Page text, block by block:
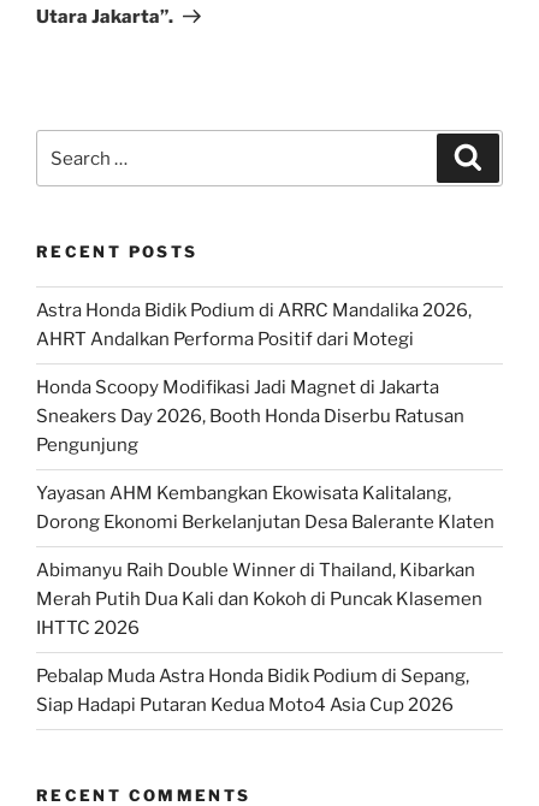
Utara Jakarta”.
for:
RECENT POSTS
Astra Honda Bidik Podium di ARRC Mandalika 2026,
AHRT Andalkan Performa Positif dari Motegi
Honda Scoopy Modifikasi Jadi Magnet di Jakarta
Sneakers Day 2026, Booth Honda Diserbu Ratusan
Pengunjung
Yayasan AHM Kembangkan Ekowisata Kalitalang,
Dorong Ekonomi Berkelanjutan Desa Balerante Klaten
Abimanyu Raih Double Winner di Thailand, Kibarkan
Merah Putih Dua Kali dan Kokoh di Puncak Klasemen
IHTTC 2026
Pebalap Muda Astra Honda Bidik Podium di Sepang,
Siap Hadapi Putaran Kedua Moto4 Asia Cup 2026
RECENT COMMENTS